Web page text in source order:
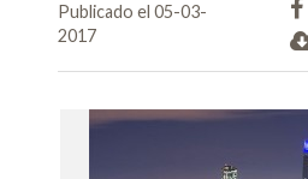
Publicado el 05-03-
2017